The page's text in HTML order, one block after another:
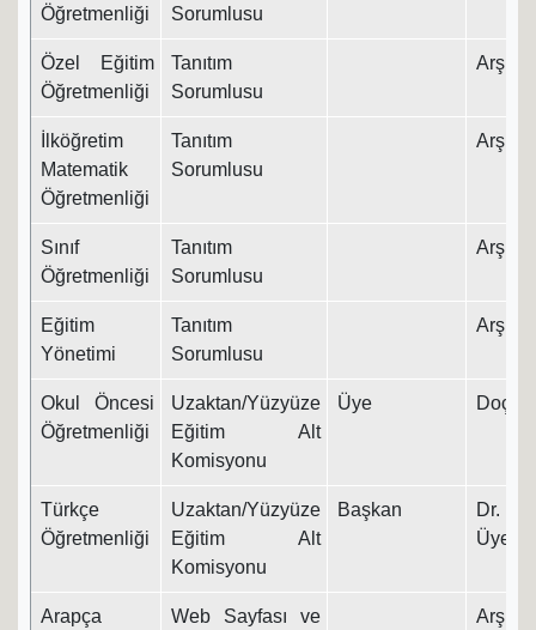
Öğretmenliği
Sorumlusu
Özel Eğitim
Öğretmenliği
Tanıtım
Sorumlusu
Arş.
İlköğretim
Matematik
Öğretmenliği
Tanıtım
Sorumlusu
Arş.
Sınıf
Öğretmenliği
Tanıtım
Sorumlusu
Arş.
Eğitim
Yönetimi
Tanıtım
Sorumlusu
Arş.
Okul Öncesi
Öğretmenliği
Uzaktan/Yüzyüze
Eğitim Alt
Komisyonu
Üye Doç.
Türkçe
Öğretmenliği
Uzaktan/Yüzyüze
Eğitim Alt
Komisyonu
Başkan
Dr.
Üyesi
Arapça
Web Sayfası ve
Arş.